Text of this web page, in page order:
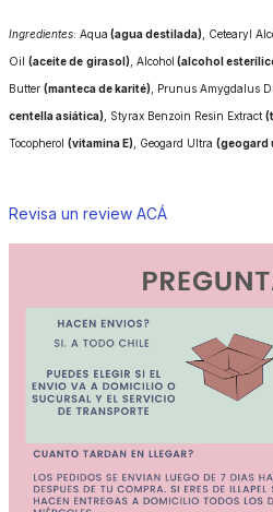
Ingredientes: Aqua (agua destilada), Cetearyl
Oil (aceite de girasol), Alcohol (alcohol
Butter (manteca de karité), Prunus Amygdalus
centella asiática), Styrax Benzoin Resin Extract
Tocopherol (vitamina E), Geogard Ultra (geogard
Revisa un review ACÁ